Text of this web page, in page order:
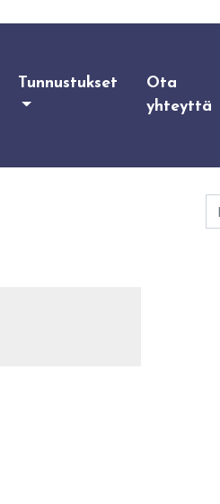
Tunnustukset
Ota
yhteyttä